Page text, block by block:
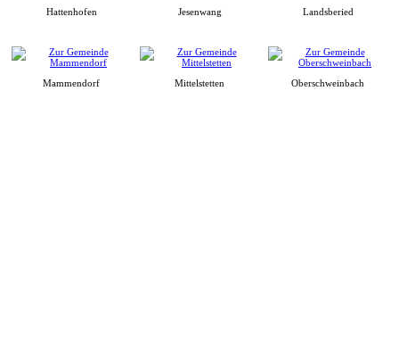
Hattenhofen Jesenwang Landsberied
Mammendorf Mittelstetten Oberschweinbach